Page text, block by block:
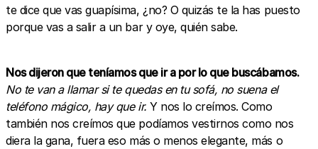
te dice que vas guapísima, ¿no? O quizás te la has puesto
porque vas a salir a un bar y oye, quién sabe.
Nos dijeron que teníamos que ir a por lo que buscábamos.
No te van a llamar si te quedas en tu sofá, no suena el
teléfono mágico, hay que ir. Y nos lo creímos. Como
también nos creímos que podíamos vestirnos como nos
diera la gana, fuera eso más o menos elegante, más o